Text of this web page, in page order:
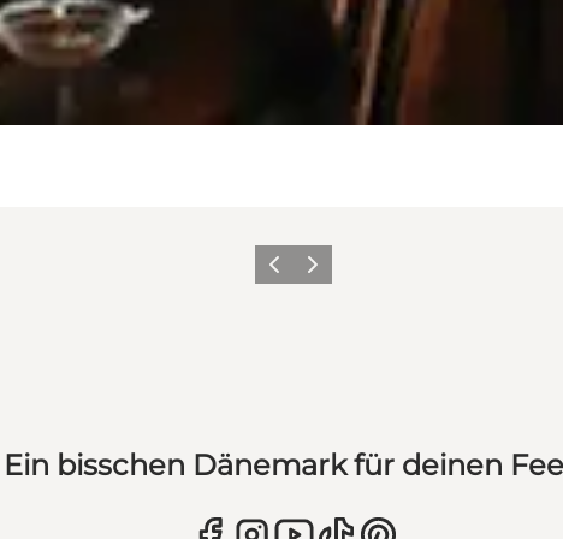
ZurückWeiter
Ein bisschen Dänemark für deinen